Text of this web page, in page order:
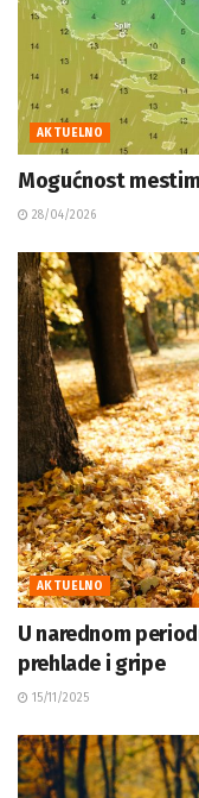
AKTUELNO
Mogućnost
28/04/2026
AKTUELNO
U narednom
prehlade i gripe
15/11/2025